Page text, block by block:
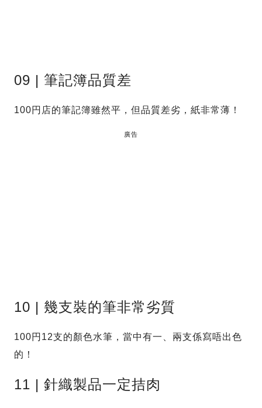
09 | 筆記簿品質差
100円店的筆記簿雖然平，但品質差劣，紙非常薄！
廣告
10 | 幾支裝的筆非常劣質
100円12支的顏色水筆，當中有一、兩支係寫唔出色
的！
11 | 針織製品一定拮肉